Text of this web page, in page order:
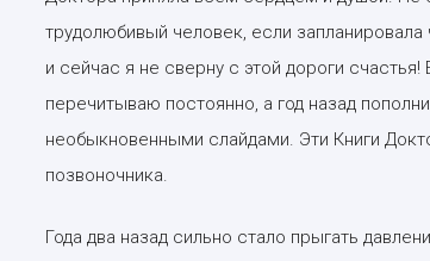
трудолюбивый человек, если
и сейчас я не сверну с этой дороги
перечитываю постоянно, а год назад
необыкновенными слайдами. Эти Книги
позвоночника.
Года два назад сильно стало прыгать